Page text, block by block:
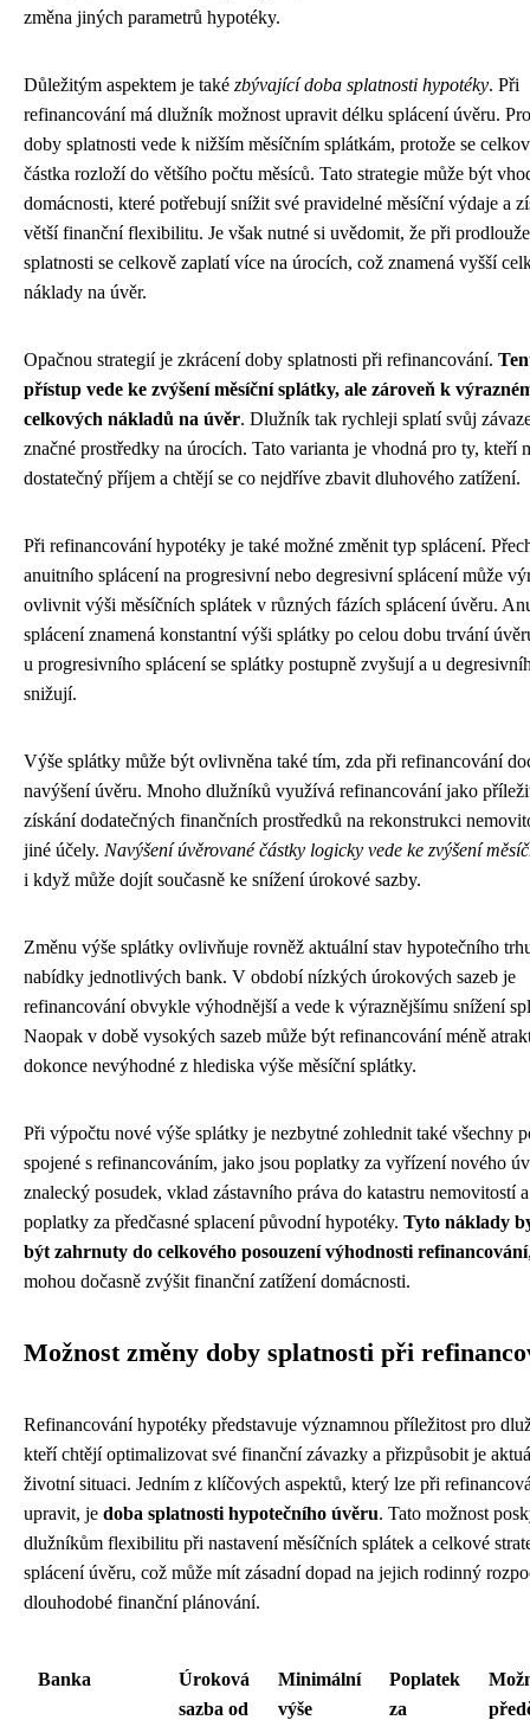
změna jiných parametrů hypotéky.
Důležitým aspektem je také zbývající doba splatnosti hypotéky. Při
refinancování má dlužník možnost upravit délku splácení úvěru.
doby splatnosti vede k nižším měsíčním splátkám, protože se
částka rozloží do většího počtu měsíců. Tato strategie může být
domácnosti, které potřebují snížit své pravidelné měsíční výdaje a
větší finanční flexibilitu. Je však nutné si uvědomit, že při
splatnosti se celkově zaplatí více na úrocích, což znamená vyšší
náklady na úvěr.
Opačnou strategií je zkrácení doby splatnosti při refinancování.
přístup vede ke zvýšení měsíční splátky, ale zároveň k
celkových nákladů na úvěr. Dlužník tak rychleji splatí svůj
značné prostředky na úrocích. Tato varianta je vhodná pro ty, kteří
dostatečný příjem a chtějí se co nejdříve zbavit dluhového zatížení.
Při refinancování hypotéky je také možné změnit typ splácení.
anuitního splácení na progresivní nebo degresivní splácení může
ovlivnit výši měsíčních splátek v různých fázích splácení úvěru.
splácení znamená konstantní výši splátky po celou dobu trvání
u progresivního splácení se splátky postupně zvyšují a u
snižují.
Výše splátky může být ovlivněna také tím, zda při refinancování
navýšení úvěru. Mnoho dlužníků využívá refinancování jako
získání dodatečných finančních prostředků na rekonstrukci
jiné účely. Navýšení úvěrované částky logicky vede ke zvýšení
i když může dojít současně ke snížení úrokové sazby.
Změnu výše splátky ovlivňuje rovněž aktuální stav hypotečního
nabídky jednotlivých bank. V období nízkých úrokových sazeb je
refinancování obvykle výhodnější a vede k výraznějšímu snížení
Naopak v době vysokých sazeb může být refinancování méně
dokonce nevýhodné z hlediska výše měsíční splátky.
Při výpočtu nové výše splátky je nezbytné zohlednit také všechny
spojené s refinancováním, jako jsou poplatky za vyřízení nového
znalecký posudek, vklad zástavního práva do katastru nemovitostí
poplatky za předčasné splacení původní hypotéky. Tyto náklady
být zahrnuty do celkového posouzení výhodnosti refinancování
mohou dočasně zvýšit finanční zatížení domácnosti.
Možnost změny doby splatnosti při
Refinancování hypotéky představuje významnou příležitost pro
kteří chtějí optimalizovat své finanční závazky a přizpůsobit je
životní situaci. Jedním z klíčových aspektů, který lze při
upravit, je doba splatnosti hypotečního úvěru. Tato možnost
dlužníkům flexibilitu při nastavení měsíčních splátek a celkové
splácení úvěru, což může mít zásadní dopad na jejich rodinný
dlouhodobé finanční plánování.
Banka
Úroková
sazba od
Minimální
výše
Poplatek
za